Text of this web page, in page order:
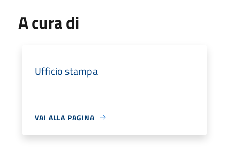
A cura di
Ufficio stampa
VAI ALLA PAGINA